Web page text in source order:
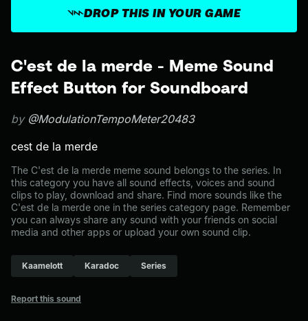
C'est de la merde - Meme Sound
Effect Button for Soundboard
by @ModulationTempoMeter20483
cest de la merde
The C'est de la merde meme sound belongs to the series. In
this category you have all sound effects, voices and sound
clips to play, download and share. Find more sounds like the
C'est de la merde one in the series category page. Remember
you can always share any sound with your friends on social
media and other apps or upload your own sound clip.
Kaamelott Karadoc Series
Report this sound
DROP THIS IN YOUR GAME